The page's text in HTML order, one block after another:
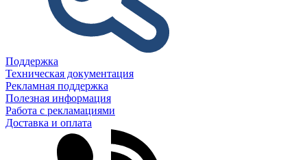
Поддержка
Техническая документация
Рекламная поддержка
Полезная информация
Работа с рекламациями
Доставка и оплата